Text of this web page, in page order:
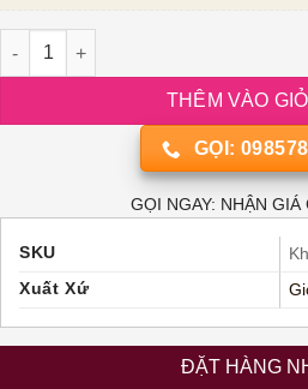
Sét Quà Tết Bình An Kèm Rượu
THÊM VÀO
GỌI:
GỌI NGAY: NHẬN GIÁ
SKU
Xuất Xứ
ĐẶT HÀNG